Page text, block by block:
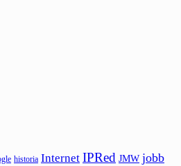
historia Internet IPRed JMW jobb